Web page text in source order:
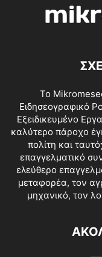
Το
Ειδησεογραφικό
Εξειδικευμένο
καλύτερο πάροχο
πολίτη και
επαγγελματικό
ελεύθερο
μεταφορέα, τον
μηχανικό, τον